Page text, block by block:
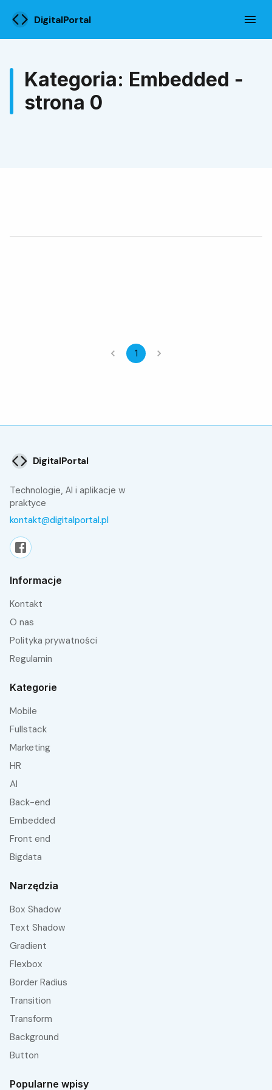
DigitalPortal
Kategoria: Embedded -
strona 0
1
DigitalPortal
Technologie, AI i aplikacje w
praktyce
kontakt@digitalportal.pl
Informacje
Kontakt
O nas
Polityka prywatności
Regulamin
Kategorie
Mobile
fullstack
Marketing
HR
AI
Back-end
embedded
front end
bigdata
Narzędzia
Box Shadow
Text Shadow
Gradient
Flexbox
Border Radius
Transition
Transform
Background
Button
Popularne wpisy